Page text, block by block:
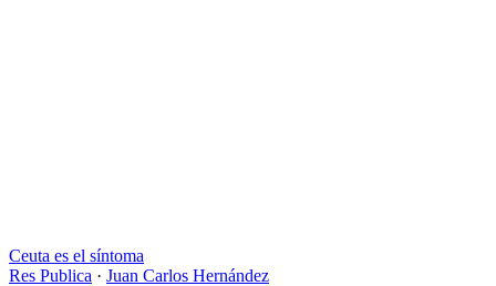
Ceuta es el síntoma
Res Publica · Juan Carlos Hernández